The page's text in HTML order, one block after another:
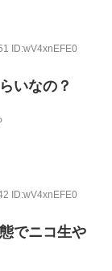
ID:wV4xnEFE0
いなの？
ID:wV4xnEFE0
でニコ生や